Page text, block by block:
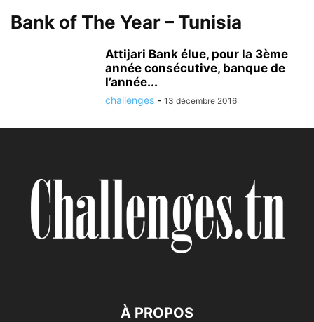
Bank of The Year – Tunisia
Attijari Bank élue, pour la 3ème
année consécutive, banque de
l’année...
challenges - 13 décembre 2016
À PROPOS